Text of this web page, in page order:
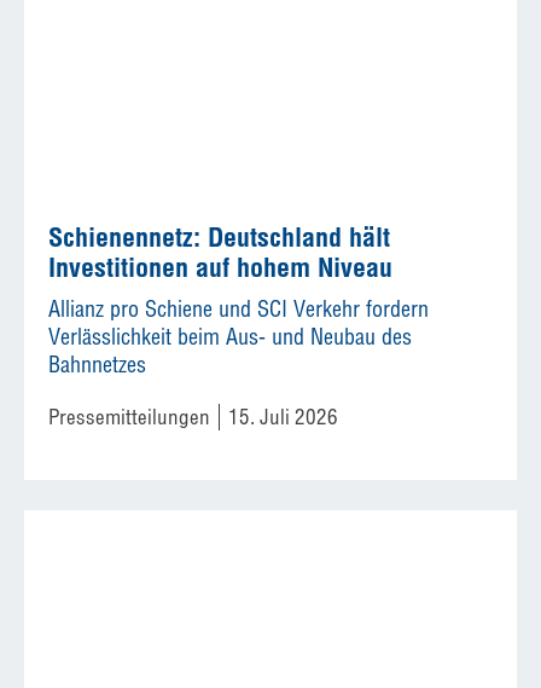
Schienennetz: Deutschland hält
Investitionen auf hohem Niveau
Allianz pro Schiene und SCI Verkehr fordern
Verlässlichkeit beim Aus- und Neubau des
Bahnnetzes
Pressemitteilungen 15. Juli 2026